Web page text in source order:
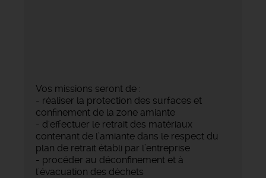
Vos missions seront de :
- réaliser la protection des surfaces et
confinement de la zone amiante
- d'effectuer le retrait des matériaux
contenant de l’amiante dans le respect du
plan de retrait établi par l’entreprise
- procéder au déconfinement et à
l'évacuation des déchets